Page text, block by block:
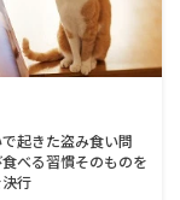
起きた盗み食い問
べる習慣そのものを
行